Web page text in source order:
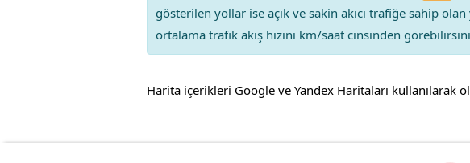
gösterilen yollar ise açık ve sakin akıcı trafiğe sahip
ortalama trafik akış hızını km/saat cinsinden
Harita içerikleri Google ve Yandex Haritaları kullanılarak